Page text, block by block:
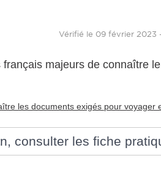
Vérifié le 09 février 2023
majeurs de connaître
les documents exigés pour voyager
consulter les fiche